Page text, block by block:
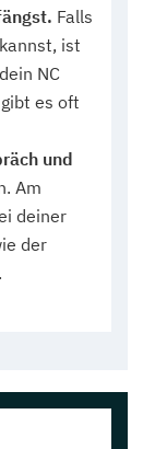
Falls
ist
NC
es oft
und
Am
deiner
der